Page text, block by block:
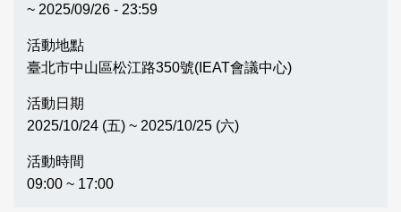
~ 2025/09/26 - 23:59
活動地點
臺北市中山區松江路350號(IEAT會議中心)
活動日期
2025/10/24 (五) ~ 2025/10/25 (六)
活動時間
09:00 ~ 17:00